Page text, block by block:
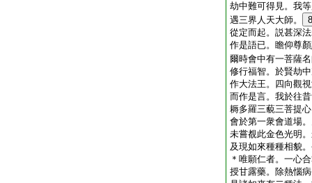
劫中難可得見。我
遇三界人天大師。
8
從定而起。説甚深
作是語已。瞻仰尊
爾時會中有一菩薩
修行福智。於賢劫
作大法王。四向觀
而作是言。我於往
耨多羅三藐三菩提
會於第一衆會道場
未嘗覩此金色光明
及現如來種種相貌
＊唯願仁者。一心
授甘露藥。除熱惱